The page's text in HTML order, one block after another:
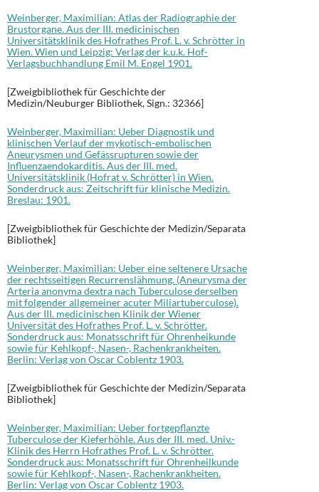
Weinberger, Maximilian: Atlas der Radiographie der
Brustorgane. Aus der III. medicinischen
Universitätsklinik des Hofrathes Prof. L. v. Schrötter in
Wien. Wien und Leipzig: Verlag der k.u.k. Hof-
Verlagsbuchhandlung Emil M. Engel 1901.
[Zweigbibliothek für Geschichte der
Medizin/Neuburger Bibliothek, Sign.: 32366]
Weinberger, Maximilian: Ueber Diagnostik und
klinischen Verlauf der mykotisch-embolischen
Aneurysmen und Gefässrupturen sowie der
Influenzaendokarditis. Aus der III. med.
Universitätsklinik (Hofrat v. Schrötter) in Wien.
Sonderdruck aus: Zeitschrift für klinische Medizin.
Breslau: 1901.
[Zweigbibliothek für Geschichte der Medizin/Separata
Bibliothek]
Weinberger, Maximilian: Ueber eine seltenere Ursache
der rechtsseitigen Recurrenslähmung. (Aneurysma der
Arteria anonyma dextra nach Tuberculose derselben
mit folgender allgemeiner acuter Miliartuberculose).
Aus der III. medicinischen Klinik der Wiener
Universität des Hofrathes Prof. L. v. Schrötter.
Sonderdruck aus: Monatsschrift für Ohrenheikunde
sowie für Kehlkopf-, Nasen-, Rachenkrankheiten.
Berlin: Verlag von Oscar Coblentz 1903.
[Zweigbibliothek für Geschichte der Medizin/Separata
Bibliothek]
Weinberger, Maximilian: Ueber fortgepflanzte
Tuberculose der Kieferhöhle. Aus der III. med. Univ.-
Klinik des Herrn Hofrathes Prof. L. v. Schrötter.
Sonderdruck aus: Monatsschrift für Ohrenheilkunde
sowie für Kehlkopf-, Nasen-, Rachenkrankheiten.
Berlin: Verlag von Oscar Coblentz 1903.